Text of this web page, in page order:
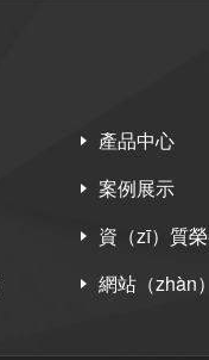
產品中心
案例展示
資（zī）質榮
網站（zhàn